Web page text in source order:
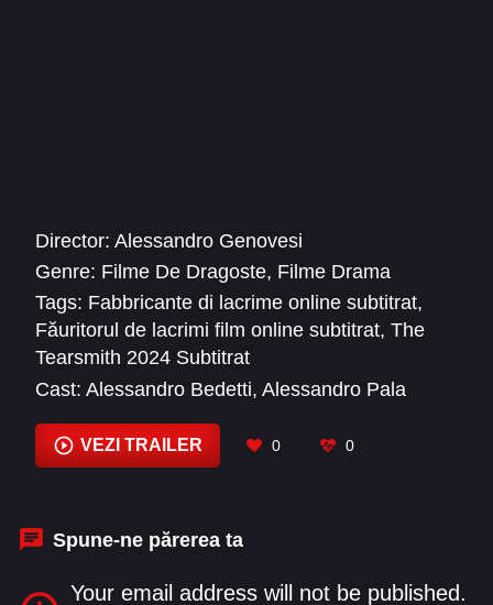
Director: Alessandro Genovesi
Genre: Filme De Dragoste, Filme Drama
Tags: Fabbricante di lacrime online subtitrat,
Făuritorul de lacrimi film online subtitrat, The
Tearsmith 2024 Subtitrat
Cast: Alessandro Bedetti, Alessandro Pala
Tewelde, Caterina Ferioli, Eco Andriolo Ranzi
Eugenio Krauss, Filippo Giacomelli
VEZI TRAILER 0 0
Spune-ne părerea ta
Your email address will not be published.